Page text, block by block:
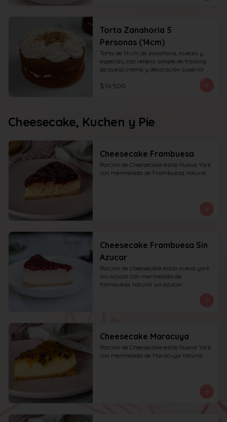
Torta Zanahoria 5
Personas (14cm)
Torta de 14 cm de zanahoria, nueces y
especias, con relleno simple de frosting
de queso crema y decoración superior.
$16.500
Cheesecake, Kuchen y Pie
Cheesecake Frambuesa
Porción de Cheesecake estilo Nueva York
con mermelada de Frambuesa natural
Cheesecake Frambuesa Sin
Azucar
Porción de cheesecake estilo nueva york
sin azúcar con mermelada de
frambuesa natural sin azucar.
Cheesecake Maracuya
Porción de Cheesecake estilo Nueva York
con mermelada de Maracuya natural.